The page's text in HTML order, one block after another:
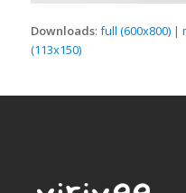
Downloads: full (600x800)|
(113x150)